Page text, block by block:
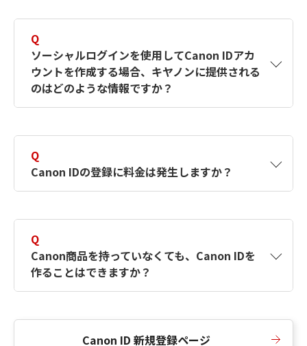
す。詳しい作成方法は【カメラ】Canon IDとは
何ですか？Canon IDの作成方法は？をご確認く
ださい。
Q
ソーシャルログインを使用してCanon IDアカ
ウントを作成する場合、キヤノンに提供される
のはどのような情報ですか？
択したサービスから取得します。アカウントを
簡単に作成できるように、この情報を使用して
Canon IDの登録フォームを入力します。
Q
Canon IDの登録に料金は発生しますか？
Q
Canon商品を持っていなくても、Canon IDを
作ることはできますか？
Canon ID 新規登録ページ